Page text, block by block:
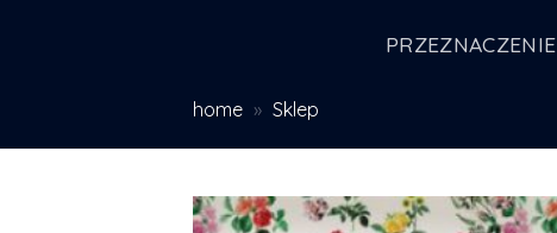
PRZEZNACZENIE
home » Sklep